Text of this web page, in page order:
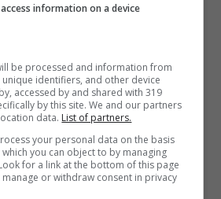
nos a Malonon è
o comprensibile. Se
la prosa è lineare e
costrutti emerge la
ogni tanto il senso
utilizzate non è
information on a device
be processed and information from
identifiers, and other device
accessed by and shared with 319
by this site. We and our partners
data. List of partners.
your personal data on the basis
you can object to by managing
for a link at the bottom of this page
or withdraw consent in privacy